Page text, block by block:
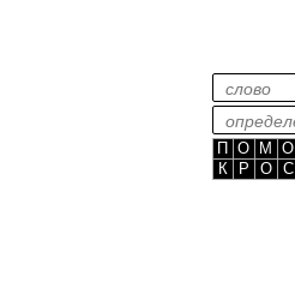
П О М О
К
Р О С